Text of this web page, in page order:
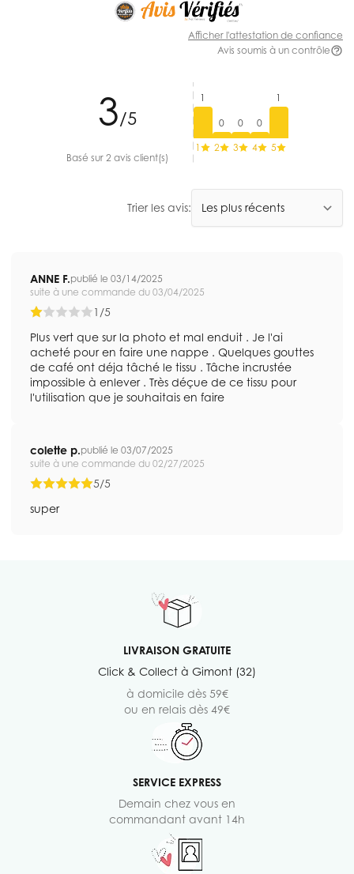
Afficher l'attestation de confiance
Avis soumis à un contrôle
3/5
Basé sur 2 avis client(s)
1
1
0
2
0
3
0
4
1
5
Trier les avis:
ANNE F.publié le 03/14/2025
suite à une commande du 03/04/2025
1/5
Plus vert que sur la photo et mal enduit . Je l'ai
acheté pour en faire une nappe . Quelques gouttes
de café ont déja tâché le tissu . Tâche incrustée
impossible à enlever . Très déçue de ce tissu pour
l'utilisation que je souhaitais en faire
colette p.publié le 03/07/2025
suite à une commande du 02/27/2025
5/5
super
LIVRAISON GRATUITE
Click & Collect à Gimont (32)
à domicile dès 59€
ou en relais dès 49€
SERVICE EXPRESS
Demain chez vous en
commandant avant 14h